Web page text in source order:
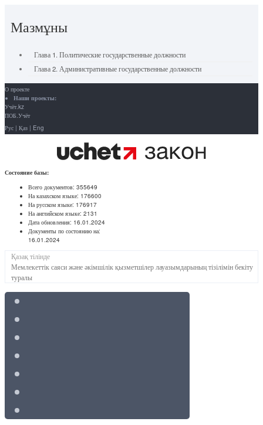
Мазмұны
Глава 1. Политические государственные должности
Глава 2. Административные государственные должности
О проекте
Наши проекты:
Учёт.kz
ПОБ.Учёт
Рус | Қаз | Eng
Состояние базы:
Всего документов: 355649
На казахском языке: 176600
На русском языке: 176917
На английском языке: 2131
Дата обновления: 16.01.2024
Документы по состоянию на:
16.01.2024
Қазақ тілінде
Мемлекеттік саяси және әкімшілік қызметшілер лауазымдарының тізілімін бекіту
туралы